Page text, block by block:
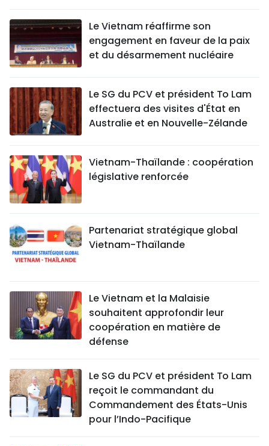
Le Vietnam réaffirme son
engagement en faveur de la paix
et du désarmement nucléaire
Le SG du PCV et président To Lam
effectuera des visites d'État en
Australie et en Nouvelle-Zélande
Vietnam-Thaïlande : coopération
législative renforcée
Partenariat stratégique global
Vietnam-Thaïlande
Le Vietnam et la Malaisie
souhaitent approfondir leur
coopération en matière de
défense
Le SG du PCV et président To Lam
reçoit le commandant du
Commandement des États-Unis
pour l’Indo-Pacifique